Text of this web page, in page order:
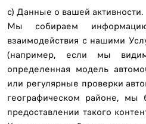
c) Данные о вашей активности.
Мы собираем
взаимодействия с нашими
(например, если мы
определенная модель
или регулярные проверки
географическом районе, мы
предоставлении такого